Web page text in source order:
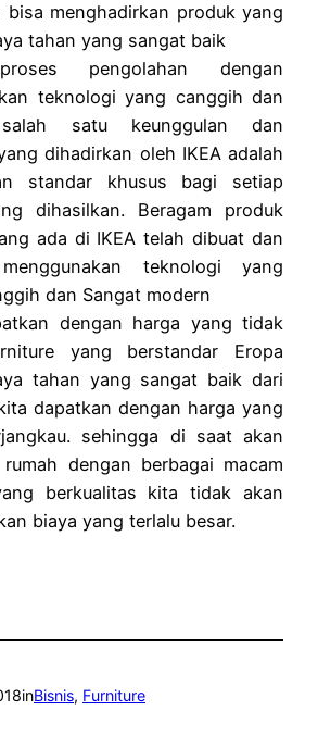
bisa menghadirkan produk yang
tahan yang sangat baik
pengolahan dengan
teknologi yang canggih dan
satu keunggulan dan
dihadirkan oleh IKEA adalah
standar khusus bagi setiap
dihasilkan. Beragam produk
ada di IKEA telah dibuat dan
teknologi yang
dan Sangat modern
dengan harga yang tidak
yang berstandar Eropa
tahan yang sangat baik dari
dapatkan dengan harga yang
sehingga di saat akan
rumah dengan berbagai macam
berkualitas kita tidak akan
biaya yang terlalu besar.
inBisnis, Furniture